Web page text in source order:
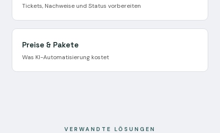
Tickets, Nachweise und Status vorbereiten
Preise & Pakete
Was KI-Automatisierung kostet
VERWANDTE LÖSUNGEN